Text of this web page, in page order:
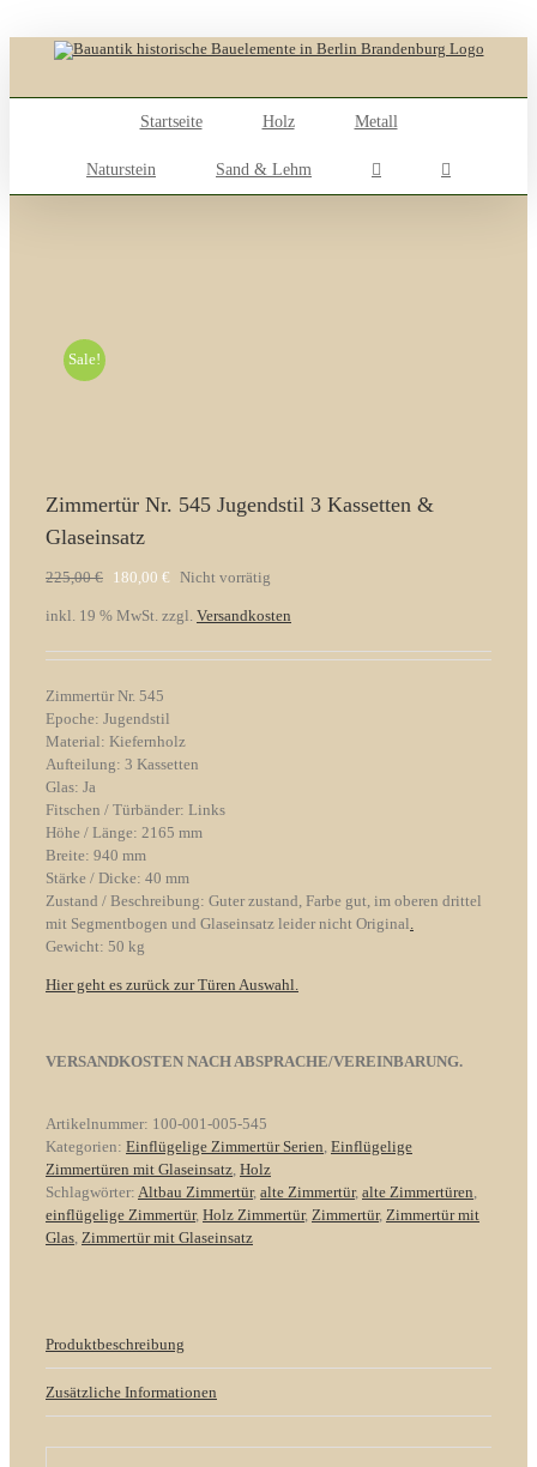
content
Startseite
Holz Metall
Naturstein Sand & Lehm
Sale!
Zimmertür Nr. 545 Jugendstil 3 Kassetten &
Glaseinsatz
225,00€ Ursprünglicher
war:
180,00 € Aktueller
ist:
Nicht vorrätig
inkl. 19 % MwSt. zzgl. Versandkosten
Zimmertür Nr. 545
Epoche: Jugendstil
Material: Kiefernholz
Aufteilung: 3 Kassetten
Glas: Ja
Fitschen / Türbänder: Links
Höhe / Länge: 2165 mm
Breite: 940 mm
Stärke / Dicke: 40 mm
Zustand / Beschreibung: Guter zustand, Farbe gut, im oberen drittel
mit Segmentbogen und Glaseinsatz leider nicht Original.
Gewicht: 50 kg
Hier geht es zurück zur Türen Auswahl.
VERSANDKOSTEN NACH ABSPRACHE/VEREINBARUNG.
Artikelnummer: 100-001-005-545
Kategorien: Einflügelige Zimmertür Serien, Einflügelige
Zimmertüren mit Glaseinsatz, Holz
Schlagwörter: Altbau Zimmertür, alte Zimmertür, alte Zimmertüren,
einflügelige Zimmertür, Holz Zimmertür, Zimmertür, Zimmertür mit
Glas, Zimmertür mit Glaseinsatz
Produktbeschreibung
Zusätzliche Informationen